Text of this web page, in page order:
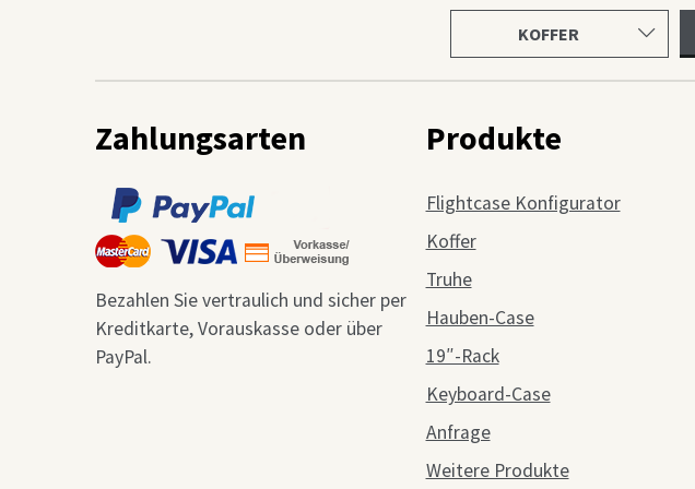
wählen
Zahlungsarten
Bezahlen Sie vertraulich und sicher per
Kreditkarte, Vorauskasse oder über
PayPal.
Produkte
Flightcase Konfigurator
Koffer
Truhe
Hauben-Case
19″-Rack
Keyboard-Case
Anfrage
Weitere Produkte